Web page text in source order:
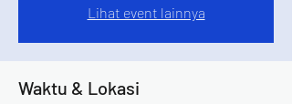
Lihat event lainnya
Waktu & Lokasi